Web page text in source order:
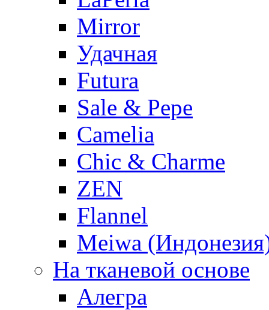
Mirror
Удачная
Futura
Sale & Pepe
Camelia
Chic & Charme
ZEN
Flannel
Meiwa
На тканевой основе
Алегра